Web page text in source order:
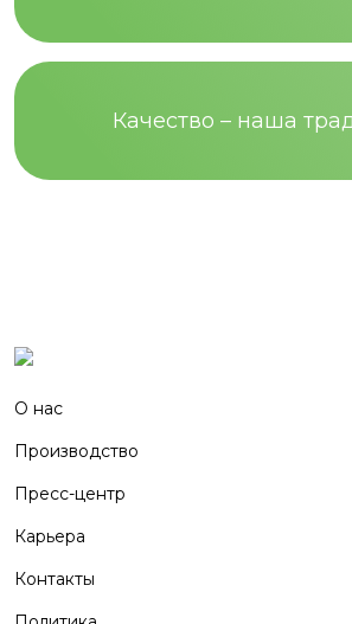
Качество – наша
О нас
Производство
Пресс-центр
Карьера
Контакты